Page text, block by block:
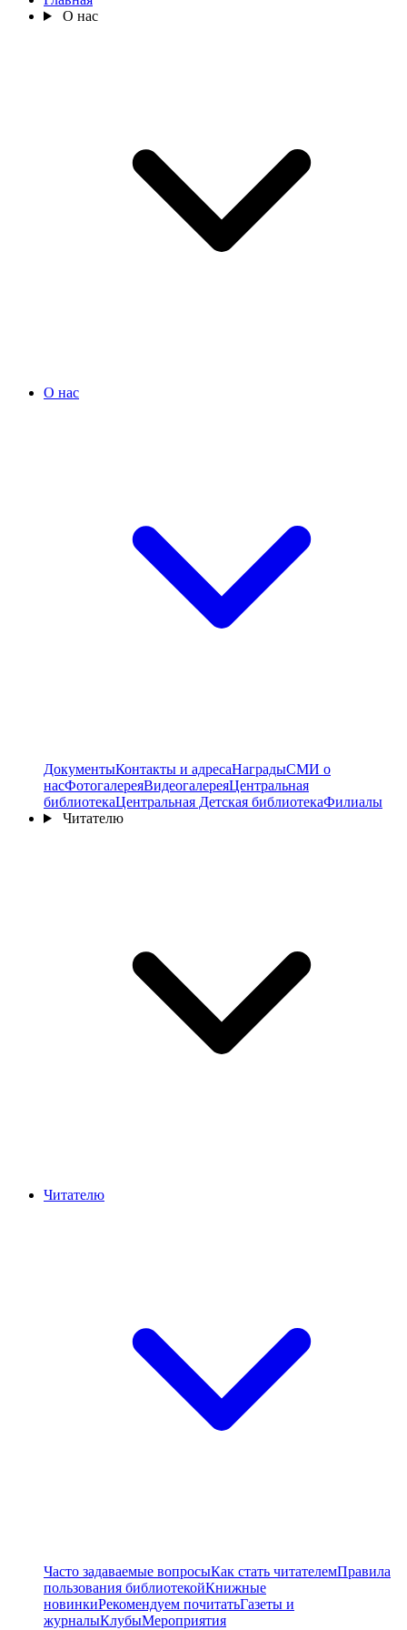
О нас
О нас
ДокументыКонтакты и адресаНаградыСМИ о
насФотогалереяВидеогалереяЦентральная
библиотекаЦентральная Детская библиотекаФилиалы
Читателю
Читателю
Часто задаваемые вопросыКак стать читателемПравила
пользования библиотекойКнижные
новинкиРекомендуем почитатьГазеты и
журналыКлубыМероприятия